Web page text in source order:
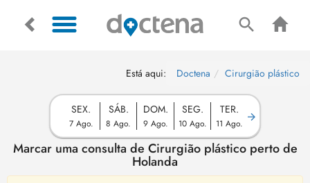
Está aqui: Doctena Cirurgião plástico
SEX.
7 Ago.
SÁB.
8 Ago.
DOM.
9 Ago.
SEG.
10 Ago.
TER.
11 Ago.
Marcar uma consulta de Cirurgião plástico perto de
Holanda